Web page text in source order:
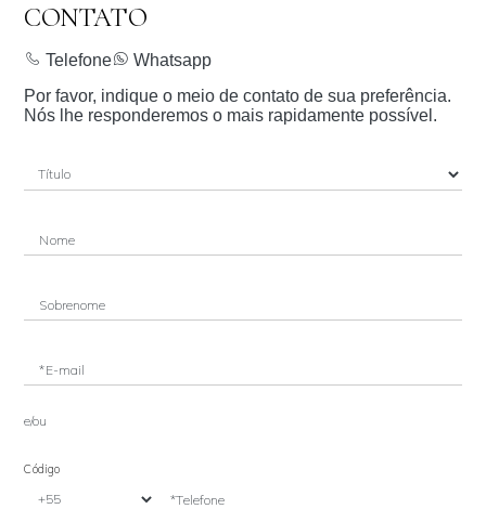
CONTATO
Telefone
Whatsapp
Por favor, indique o meio de contato de sua preferência.
Nós lhe responderemos o mais rapidamente possível.
Nome
Sobrenome
*E-mail
e/ou
Código
*Telefone